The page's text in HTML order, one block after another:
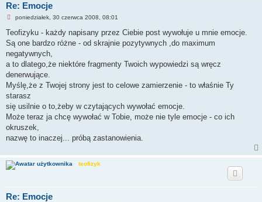
Re: Emocje
N
e
r
z
e
c
z
t
a
y
p
s
t
poniedziałek, 30 czerwca 2008, 08:01
Teofizyku - każdy napisany przez Ciebie post wywołuje u mnie emocje.
Są one bardzo różne - od skrajnie pozytywnych ,do maximum
negatywnych,
a to dlatego,że niektóre fragmenty Twoich wypowiedzi są wręcz
denerwujące.
Myślę,że z Twojej strony jest to celowe zamierzenie - to właśnie Ty
starasz
się usilnie o to,żeby w czytających wywołać emocje.
Może teraz ja chcę wywołać w Tobie, może nie tyle emocje - co ich
okruszek,
nazwę to inaczej... próbą zastanowienia.
teofizyk
Re: Emocje